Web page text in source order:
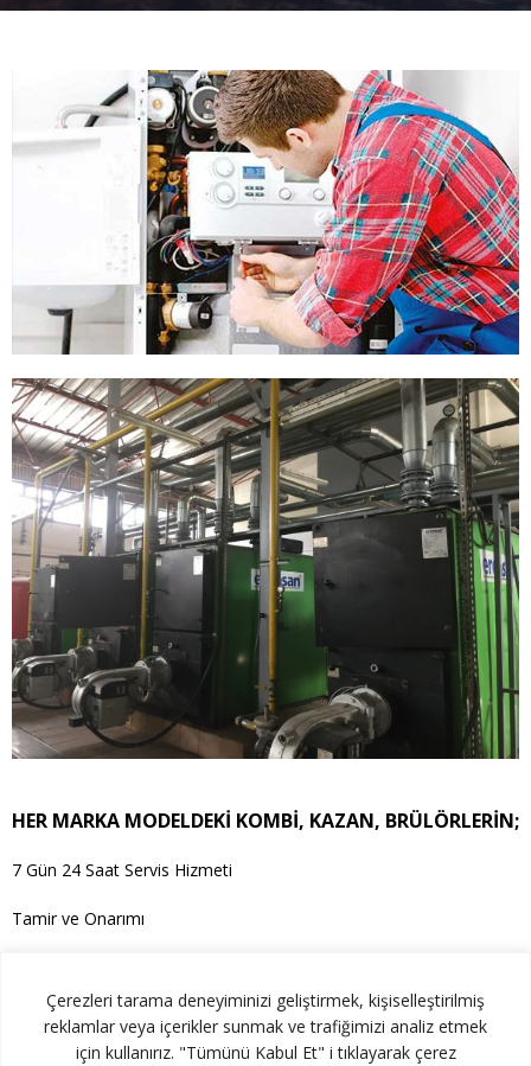
Çerezleri tarama deneyiminizi geliştirmek, kişiselleştirilmiş
reklamlar veya içerikler sunmak ve trafiğimizi analiz etmek
için kullanırız. "Tümünü Kabul Et" i tıklayarak çerez
HER MARKA MODELDEKİ KOMBİ, KAZAN, BRÜLÖRLERİN;
7 Gün 24 Saat Servis Hizmeti
Tamir ve Onarımı
Yedek Parça Temini